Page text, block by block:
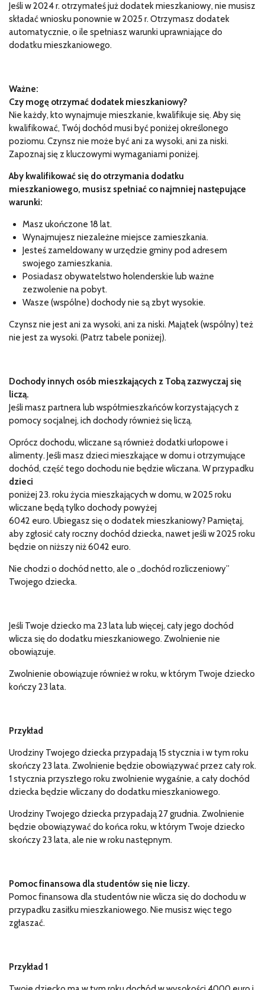
Jeśli w 2024 r. otrzymałeś już dodatek mieszkaniowy, nie musisz
składać wniosku ponownie w 2025 r. Otrzymasz dodatek
automatycznie, o ile spełniasz warunki uprawniające do
dodatku mieszkaniowego.
Ważne:
Czy mogę otrzymać dodatek mieszkaniowy?
Nie każdy, kto wynajmuje mieszkanie, kwalifikuje się. Aby się
kwalifikować, Twój dochód musi być poniżej określonego
poziomu. Czynsz nie może być ani za wysoki, ani za niski.
Zapoznaj się z kluczowymi wymaganiami poniżej.
Aby kwalifikować się do otrzymania dodatku
mieszkaniowego, musisz spełniać co najmniej następujące
warunki:
Masz ukończone 18 lat.
Wynajmujesz niezależne miejsce zamieszkania.
Jesteś zameldowany w urzędzie gminy pod adresem
swojego zamieszkania.
Posiadasz obywatelstwo holenderskie lub ważne
zezwolenie na pobyt.
Wasze (wspólne) dochody nie są zbyt wysokie.
Czynsz nie jest ani za wysoki, ani za niski. Majątek (wspólny) też
nie jest za wysoki. (Patrz tabele poniżej).
Dochody innych osób mieszkających z Tobą zazwyczaj się
liczą.
Jeśli masz partnera lub współmieszkańców korzystających z
pomocy socjalnej, ich dochody również się liczą.
Oprócz dochodu, wliczane są również dodatki urlopowe i
alimenty. Jeśli masz dzieci mieszkające w domu i otrzymujące
dochód, część tego dochodu nie będzie wliczana. W przypadku
dzieci
poniżej 23. roku życia mieszkających w domu, w 2025 roku
wliczane będą tylko dochody powyżej
6042 euro. Ubiegasz się o dodatek mieszkaniowy? Pamiętaj,
aby zgłosić cały roczny dochód dziecka, nawet jeśli w 2025 roku
będzie on niższy niż 6042 euro.
Nie chodzi o dochód netto, ale o „dochód rozliczeniowy”
Twojego dziecka.
Jeśli Twoje dziecko ma 23 lata lub więcej, cały jego dochód
wlicza się do dodatku mieszkaniowego. Zwolnienie nie
obowiązuje.
Zwolnienie obowiązuje również w roku, w którym Twoje dziecko
kończy 23 lata.
Przykład
Urodziny Twojego dziecka przypadają 15 stycznia i w tym roku
skończy 23 lata. Zwolnienie będzie obowiązywać przez cały rok.
1 stycznia przyszłego roku zwolnienie wygaśnie, a cały dochód
dziecka będzie wliczany do dodatku mieszkaniowego.
Urodziny Twojego dziecka przypadają 27 grudnia. Zwolnienie
będzie obowiązywać do końca roku, w którym Twoje dziecko
skończy 23 lata, ale nie w roku następnym.
Pomoc finansowa dla studentów się nie liczy.
Pomoc finansowa dla studentów nie wlicza się do dochodu w
przypadku zasiłku mieszkaniowego. Nie musisz więc tego
zgłaszać.
Przykład 1